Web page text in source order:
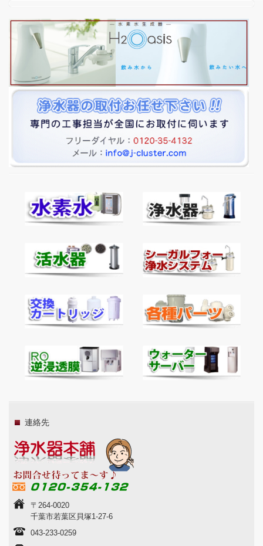
連絡先
〒264-0020
千葉市若葉区貝塚1-27-6
043-233-0259